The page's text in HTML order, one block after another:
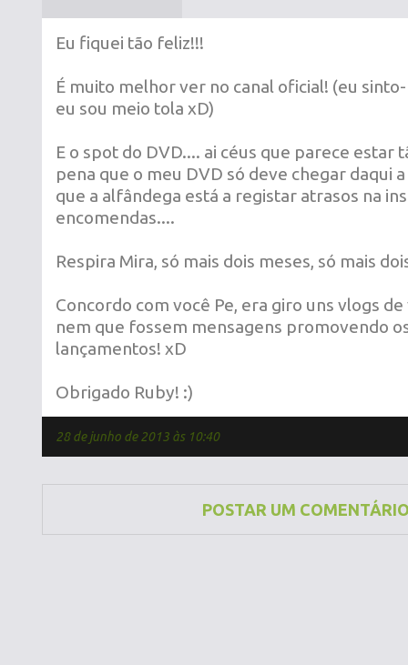
Eu fiquei tão feliz!!!
É muito melhor ver no canal oficial! (eu
eu sou meio tola xD)
E o spot do DVD.... ai céus que parece estar
pena que o meu DVD só deve chegar daqui
que a alfândega está a registar atrasos na
encomendas....
Respira Mira, só mais dois meses, só mais
Concordo com você Pe, era giro uns vlogs
nem que fossem mensagens promovendo
lançamentos! xD
Obrigado Ruby! :)
28 de junho de 2013 às 10:40
POSTAR UM